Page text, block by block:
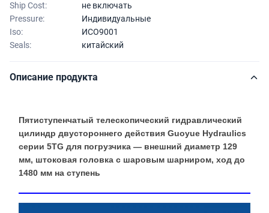
Ship Cost:
не включать
Pressure:
Индивидуальные
Iso:
ИСО9001
Seals:
китайский
Описание продукта
Пятиступенчатый телескопический гидравлический
цилиндр двустороннего действия Guoyue Hydraulics
серии 5TG для погрузчика — внешний диаметр 129
мм, штоковая головка с шаровым шарниром, ход до
1480 мм на ступень